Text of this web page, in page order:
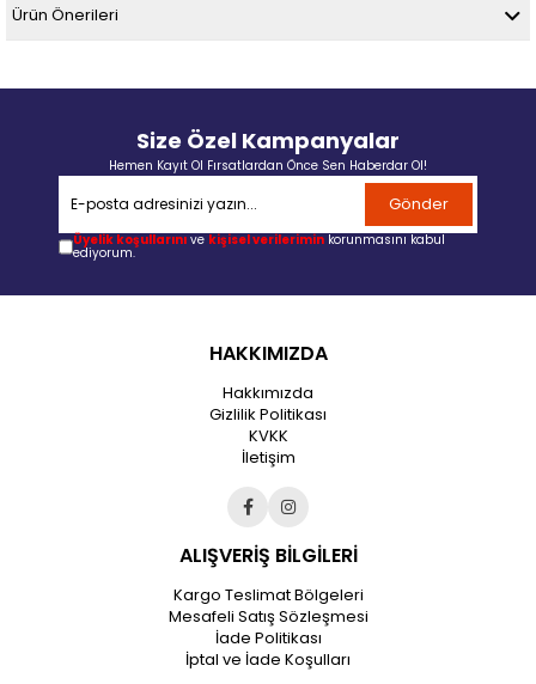
Ürün Önerileri
Size Özel Kampanyalar
Hemen Kayıt Ol Fırsatlardan Önce Sen Haberdar Ol!
Gönder
Üyelik koşullarını ve kişisel verilerimin korunmasını kabul
ediyorum.
HAKKIMIZDA
Hakkımızda
Gizlilik Politikası
KVKK
İletişim
ALIŞVERİŞ BİLGİLERİ
Kargo Teslimat Bölgeleri
Mesafeli Satış Sözleşmesi
İade Politikası
İptal ve İade Koşulları